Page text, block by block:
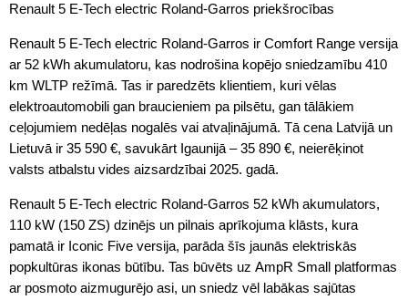
Renault 5 E-Tech electric Roland-Garros priekšrocības
Renault 5 E-Tech electric Roland-Garros ir Comfort Range versija
ar 52 kWh akumulatoru, kas nodrošina kopējo sniedzamību 410
km WLTP režīmā. Tas ir paredzēts klientiem, kuri vēlas
elektroautomobili gan braucieniem pa pilsētu, gan tālākiem
ceļojumiem nedēļas nogalēs vai atvaļinājumā. Tā cena Latvijā un
Lietuvā ir 35 590 €, savukārt Igaunijā – 35 890 €, neierēķinot
valsts atbalstu vides aizsardzībai 2025. gadā.
Renault 5 E-Tech electric Roland-Garros 52 kWh akumulators,
110 kW (150 ZS) dzinējs un pilnais aprīkojuma klāsts, kura
pamatā ir Iconic Five versija, parāda šīs jaunās elektriskās
popkultūras ikonas būtību. Tas būvēts uz AmpR Small platformas
ar posmoto aizmugurējo asi, un sniedz vēl labākas sajūtas